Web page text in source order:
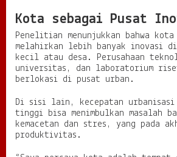
Kota sebagai Pusat
Penelitian menunjukkan bahwa
melahirkan lebih banyak inovasi
kecil atau desa. Perusahaan
universitas, dan laboratorium
berlokasi di pusat urban.
Di sisi lain, kecepatan
tinggi bisa menimbulkan masalah
kemacetan dan stres, yang pada
produktivitas.